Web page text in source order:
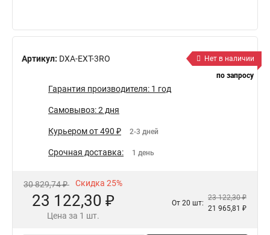
Артикул: DXA-EXT-3RO
Нет в наличии
по запросу
Гарантия производителя: 1 год
Самовывоз: 2 дня
Курьером от 490 ₽ 2-3 дней
Срочная доставка: 1 день
30 829,74 ₽ Скидка 25%
23 122,30 ₽
Цена за 1 шт.
От 20 шт:
23 122,30 ₽
21 965,81 ₽